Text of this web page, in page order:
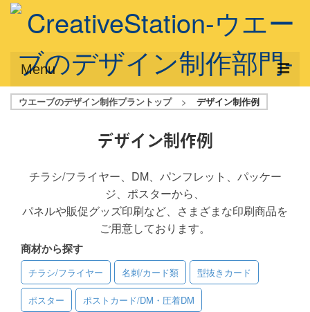
Menu
サービス概要
デザインプラン
フルデザイン
データ修正
写真からイラスト作成
デザイン制作例
ご利用料金
ウエーブのデザイン制作プラントップ > デザイン制作例
デザイン制作例
チラシ/フライヤー、DM、パンフレット、パッケー
ジ、ポスターから、
パネルや販促グッズ印刷など、さまざまな印刷商品を
ご用意しております。
商材から探す
チラシ/フライヤー 名刺/カード類 型抜きカード
ポスター ポストカード/DM・圧着DM